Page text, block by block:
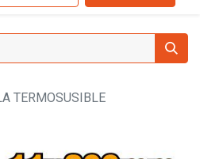
TERMOSUSIBLE